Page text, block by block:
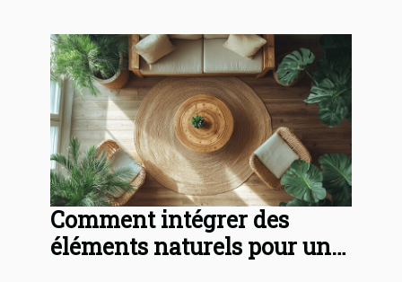
Comment intégrer des
éléments naturels pour une